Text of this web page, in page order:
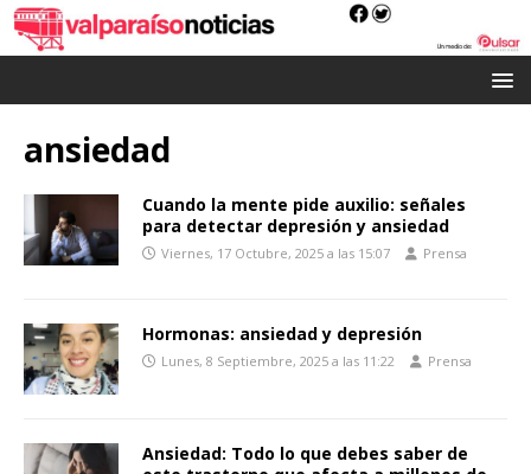
ansiedad
Cuando la mente pide auxilio: señales
para detectar depresión y ansiedad
Viernes, 17 Octubre, 2025 a las 15:07 Prensa
Hormonas: ansiedad y depresión
Lunes, 8 Septiembre, 2025 a las 11:22 Prensa
Ansiedad: Todo lo que debes saber de